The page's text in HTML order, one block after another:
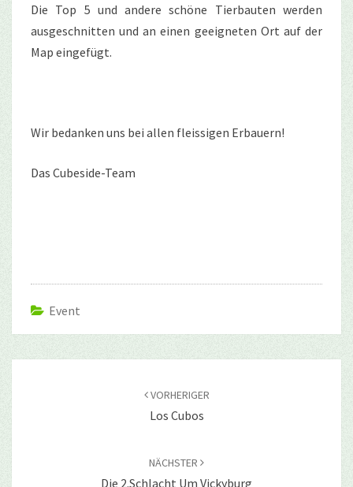
Die Top 5 und andere schöne Tierbauten werden
ausgeschnitten und an einen geeigneten Ort auf der
Map eingefügt.
Wir bedanken uns bei allen fleissigen Erbauern!
Das Cubeside-Team
Event
VORHERIGER
Los Cubos
NÄCHSTER
Die 2.Schlacht Um Vickyburg